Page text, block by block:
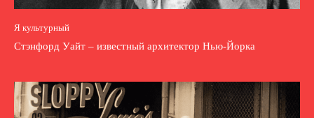
Я культурный
Стэнфорд Уайт – известный архитектор Нью-Йорка